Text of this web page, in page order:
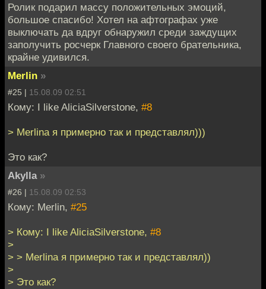
Ролик подарил массу положительных эмоций,
большое спасибо! Хотел на афтографах уже
выключать да вдруг обнаружил среди заждущих
заполучить росчерк Главного своего брательника,
крайне удивился.
Merlin »
#25 | 15.08.09 02:51
Кому: I like AliciaSilverstone, #8
> Merlina я примерно так и представлял)))
Это как?
Akylla »
#26 | 15.08.09 02:53
Кому: Merlin, #25
> Кому: I like AliciaSilverstone, #8
>
> > Merlina я примерно так и представлял))
>
> Это как?